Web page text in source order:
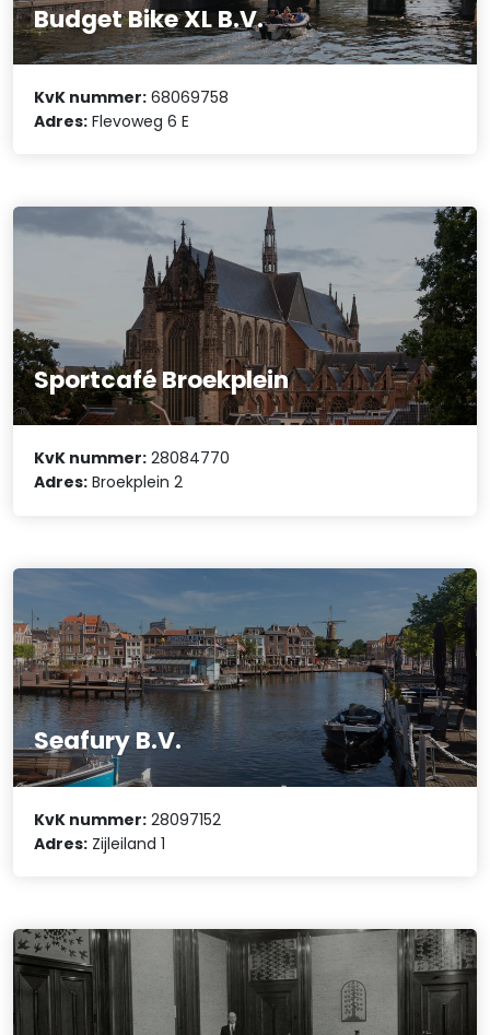
Budget Bike XL B.V.
KvK nummer: 68069758
Adres: Flevoweg 6 E
Sportcafé Broekplein
KvK nummer: 28084770
Adres: Broekplein 2
Seafury B.V.
KvK nummer: 28097152
Adres: Zijleiland 1